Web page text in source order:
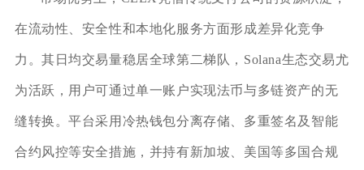
在流动性、安全性和本地化服务方面形成差异化竞争
力。其日均交易量稳居全球第二梯队，Solana生态交易尤
为活跃，用户可通过单一账户实现法币与多链资产的无
缝转换。平台采用冷热钱包分离存储、多重签名及智能
合约风控等安全措施，并持有新加坡、美国等多国合规